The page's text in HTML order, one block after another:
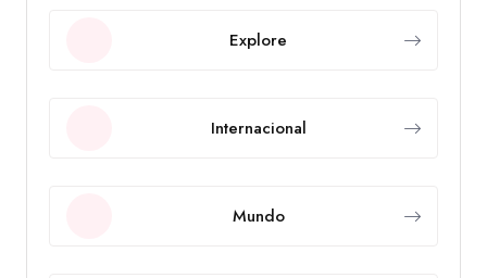
Explore
Internacional
Mundo